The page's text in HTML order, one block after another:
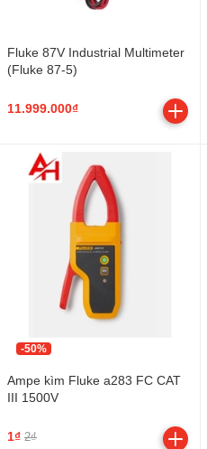
Fluke 87V Industrial Multimeter
(Fluke 87-5)
11.999.000₫
-50%
Ampe kìm Fluke a283 FC CAT
III 1500V
1₫ 2₫